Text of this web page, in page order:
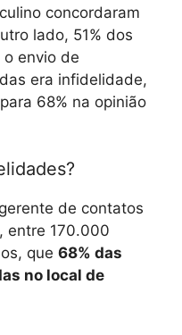
concordaram
lado, 51% dos
envio de
era infidelidade,
68% na opinião
de contatos
entre 170.000
que 68% das
no local de